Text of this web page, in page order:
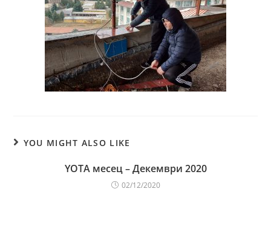
YOU MIGHT ALSO LIKE
YOTA месец – Декември 2020
02/12/2020